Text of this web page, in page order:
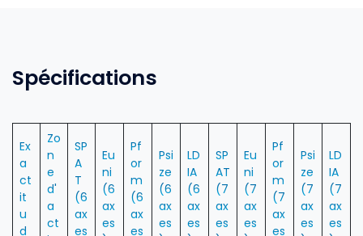
Spécifications
Ex
a
ct
it
u
d
Zo
n
e
d'
a
ct
SP
A
T
(6
ax
es
Eu
ni
(6
ax
es
Pf
or
m
(6
ax
es
Psi
ze
(6
ax
es
LD
IA
(6
ax
es
SP
AT
(7
ax
es
Eu
ni
(7
ax
es
Pf
or
m
(7
ax
es
Psi
ze
(7
ax
es
LD
IA
(7
ax
es